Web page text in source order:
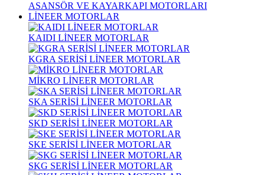
ASANSÖR VE KAYARKAPI MOTORLARI
LİNEER MOTORLAR
KAIDI LİNEER MOTORLAR
KGRA SERİSİ LİNEER MOTORLAR
MİKRO LİNEER MOTORLAR
SKA SERİSİ LİNEER MOTORLAR
SKD SERİSİ LİNEER MOTORLAR
SKE SERİSİ LİNEER MOTORLAR
SKG SERİSİ LİNEER MOTORLAR